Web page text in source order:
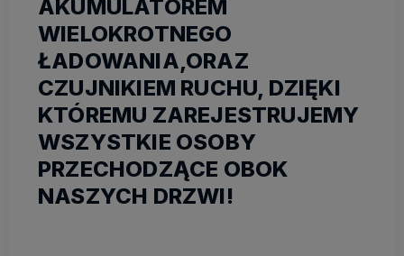
AKUMULATOREM
WIELOKROTNEGO
ŁADOWANIA,ORAZ
CZUJNIKIEM RUCHU, DZIĘKI
KTÓREMU ZAREJESTRUJEMY
WSZYSTKIE OSOBY
PRZECHODZĄCE OBOK
NASZYCH DRZWI!